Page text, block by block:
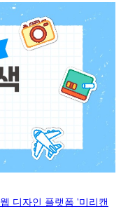
디자인 플랫폼 '미리캔